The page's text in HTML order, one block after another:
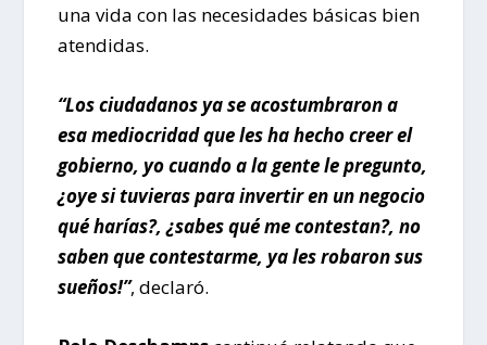
una vida con las necesidades básicas bien
atendidas.
“Los ciudadanos ya se acostumbraron a
esa mediocridad que les ha hecho creer el
gobierno, yo cuando a la gente le pregunto,
¿oye si tuvieras para invertir en un negocio
qué harías?, ¿sabes qué me contestan?, no
saben que contestarme, ya les robaron sus
sueños!”, declaró.